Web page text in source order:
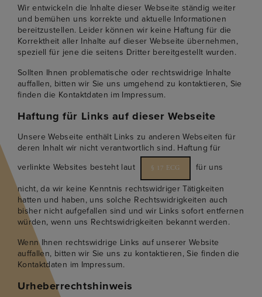
Wir entwickeln die Inhalte dieser Webseite ständig weiter
und bemühen uns korrekte und aktuelle Informationen
bereitzustellen. Leider können wir keine Haftung für die
Korrektheit aller Inhalte auf dieser Webseite übernehmen,
speziell für jene die seitens Dritter bereitgestellt wurden.
Sollten Ihnen problematische oder rechtswidrige Inhalte
auffallen, bitten wir Sie uns umgehend zu kontaktieren, Sie
finden die Kontaktdaten im Impressum.
Haftung für Links auf dieser Webseite
Unsere Webseite enthält Links zu anderen Webseiten für
deren Inhalt wir nicht verantwortlich sind. Haftung für
verlinkte Websites besteht laut
§ 17 ECG
für uns
nicht, da wir keine Kenntnis rechtswidriger Tätigkeiten
hatten und haben, uns solche Rechtswidrigkeiten auch
bisher nicht aufgefallen sind und wir Links sofort entfernen
würden, wenn uns Rechtswidrigkeiten bekannt werden.
Wenn Ihnen rechtswidrige Links auf unserer Website
auffallen, bitten wir Sie uns zu kontaktieren, Sie finden die
Kontaktdaten im Impressum.
Urheberrechtshinweis